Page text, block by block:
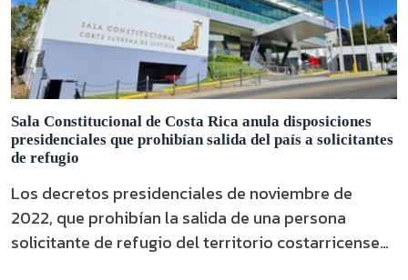
Sala Constitucional de Costa Rica anula disposiciones
presidenciales que prohibían salida del país a solicitantes
de refugio
Los decretos presidenciales de noviembre de
2022, que prohibían la salida de una persona
solicitante de refugio del territorio costarricense